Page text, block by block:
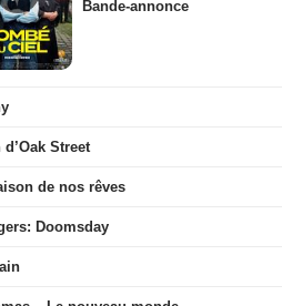
Bande-annonce
Street
de nos rêves
Doomsday